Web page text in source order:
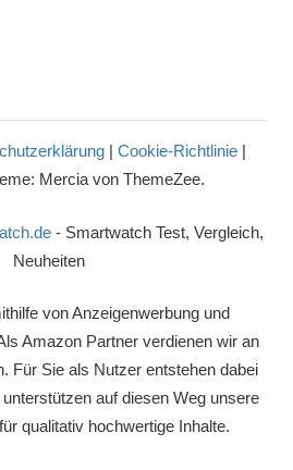
| Cookie-Richtlinie|
Mercia von ThemeZee.
- Smartwatch Test, Vergleich,
Neuheiten
von Anzeigenwerbung und
Amazon Partner verdienen wir an
Für Sie als Nutzer entstehen dabei
auf diesen Weg unsere
qualitativ hochwertige Inhalte.